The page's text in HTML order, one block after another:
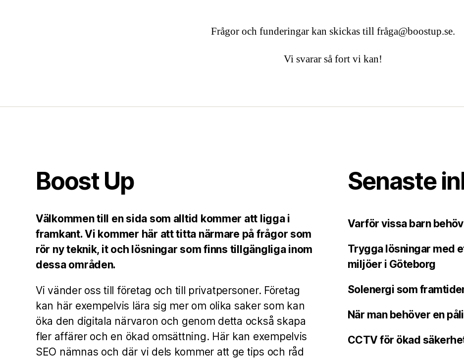
Frågor och funderingar kan skickas till fråga@boostup.se.
Vi svarar så fort vi kan!
Boost Up
Välkommen till en sida som alltid kommer att ligga i
framkant. Vi kommer här att titta närmare på frågor som
rör ny teknik, it och lösningar som finns tillgängliga inom
dessa områden.
Vi vänder oss till företag och till privatpersoner. Företag
kan här exempelvis lära sig mer om olika saker som kan
öka den digitala närvaron och genom detta också skapa
fler affärer och en ökad omsättning. Här kan exempelvis
SEO nämnas och där vi dels kommer att ge tips och råd
Senaste
Varför vissa barn
Trygga lösningar med
miljöer i Göteborg
Solenergi som
När man behöver en
CCTV för ökad